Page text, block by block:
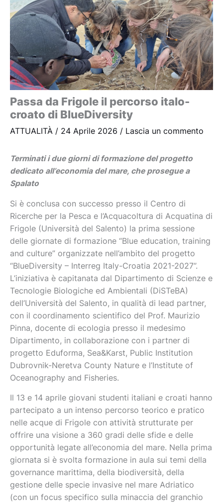
Passa da Frigole il percorso italo-
croato di BlueDiversity
ATTUALITÀ / 24 Aprile 2026 / Lascia un commento
Terminati i due giorni di formazione del progetto
dedicato all’economia del mare, che prosegue a
Spalato
Si è conclusa con successo presso il Centro di
Ricerche per la Pesca e l’Acquacoltura di Acquatina di
Frigole (Università del Salento) la prima sessione
delle giornate di formazione “Blue education, training
and culture” organizzate nell’ambito del progetto
“BlueDiversity – Interreg Italy-Croatia 2021-2027”.
L’iniziativa è capitanata dal Dipartimento di Scienze e
Tecnologie Biologiche ed Ambientali (DiSTeBA)
dell’Università del Salento, in qualità di lead partner,
con il coordinamento scientifico del Prof. Maurizio
Pinna, docente di ecologia presso il medesimo
Dipartimento, in collaborazione con i partner di
progetto Eduforma, Sea&Karst, Public Institution
Dubrovnik-Neretva County Nature e l’Institute of
Oceanography and Fisheries.
Il 13 e 14 aprile giovani studenti italiani e croati hanno
partecipato a un intenso percorso teorico e pratico
nelle acque di Frigole con attività strutturate per
offrire una visione a 360 gradi delle sfide e delle
opportunità legate all’economia del mare. Nella prima
giornata si è svolta formazione in aula sui temi della
governance marittima, della biodiversità, della
gestione delle specie invasive nel mare Adriatico
(con un focus specifico sulla minaccia del granchio